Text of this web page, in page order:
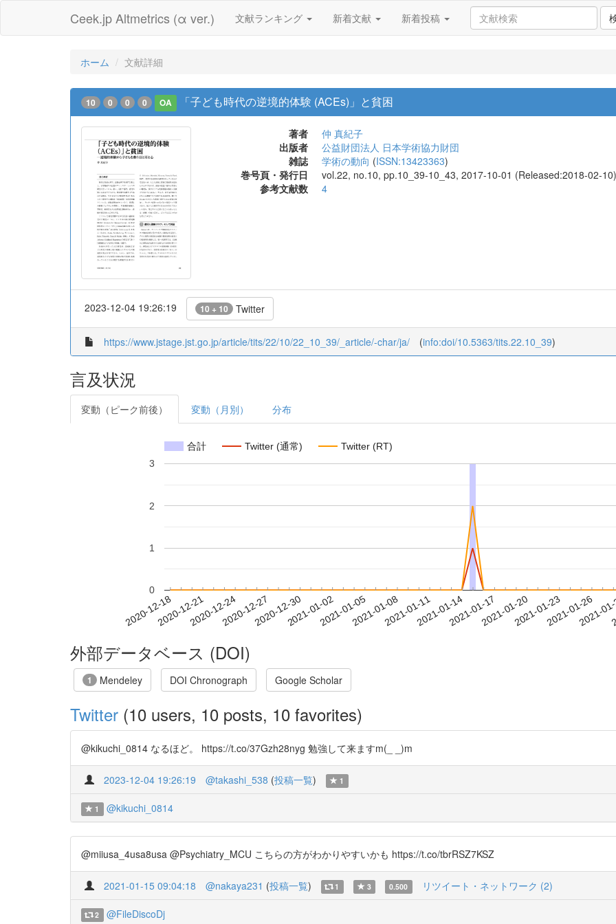
Ceek.jp Altmetrics (α ver.) 文献ランキング 新着文献 新着投稿
ホーム 文献詳細
10 0 0 0 OA 「子ども時代の逆境的体験 (ACEs)」と貧困
著者
仲 真紀子
出版者
公益財団法人 日本学術協力財団
雑誌
学術の動向 (ISSN:13423363)
巻号頁・発行日
vol.22, no.10, pp.10_39-10_43, 2017-10-01 (Released:2018-02-10)
参考文献数
4
2023-12-04 19:26:19 10 + 10 Twitter
https://www.jstage.jst.go.jp/article/tits/22/10/22_10_39/_article/-char/ja/ (info:doi/10.5363/tits.22.10_39)
言及状況
変動（ピーク前後） 変動（月別） 分布
合計 Twitter (通常) Twitter (RT)
2020-12-182020-12-212020-12-242020-12-272020-12-302021-01-022021-01-052021-01-082021-01-112021-01-142021-01-172021-01-202021-01-232021-01-26
2021-
0
1
2
3
外部データベース (DOI)
1 Mendeley DOI Chronograph Google Scholar
Twitter (10 users, 10 posts, 10 favorites)
@kikuchi_0814 なるほど。 https://t.co/37Gzh28nyg 勉強して来ますm(_ _)m
2023-12-04 19:26:19 @takashi_538 (投稿一覧) 1
1 @kikuchi_0814
@miiusa_4usa8usa @Psychiatry_MCU こちらの方がわかりやすいかも https://t.co/tbrRSZ7KSZ
2021-01-15 09:04:18 @nakaya231 (投稿一覧) 1 3 0.500 リツイート・ネットワーク (2)
2 @FileDiscoDj